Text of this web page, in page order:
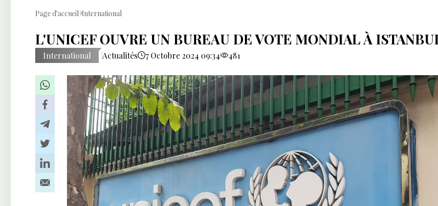
Page d'accueil International
L'UNICEF OUVRE UN BUREAU DE VOTE MONDIAL À
International Actualités 7 Octobre 2024 09:34 481